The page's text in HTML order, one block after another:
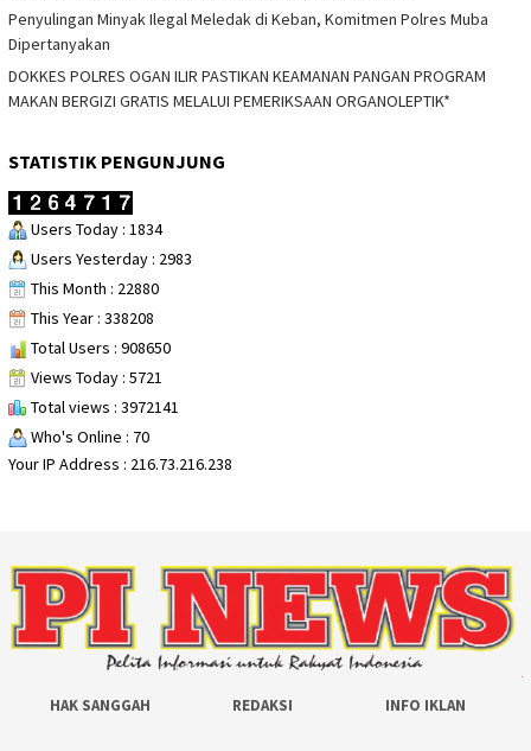
Penyulingan Minyak Ilegal Meledak di Keban, Komitmen Polres Muba
Dipertanyakan
DOKKES POLRES OGAN ILIR PASTIKAN KEAMANAN PANGAN PROGRAM
MAKAN BERGIZI GRATIS MELALUI PEMERIKSAAN ORGANOLEPTIK*
STATISTIK PENGUNJUNG
Users Today : 1834
Users Yesterday : 2983
This Month : 22880
This Year : 338208
Total Users : 908650
Views Today : 5721
Total views : 3972141
Who's Online : 70
Your IP Address : 216.73.216.238
HAK SANGGAH REDAKSI INFO IKLAN